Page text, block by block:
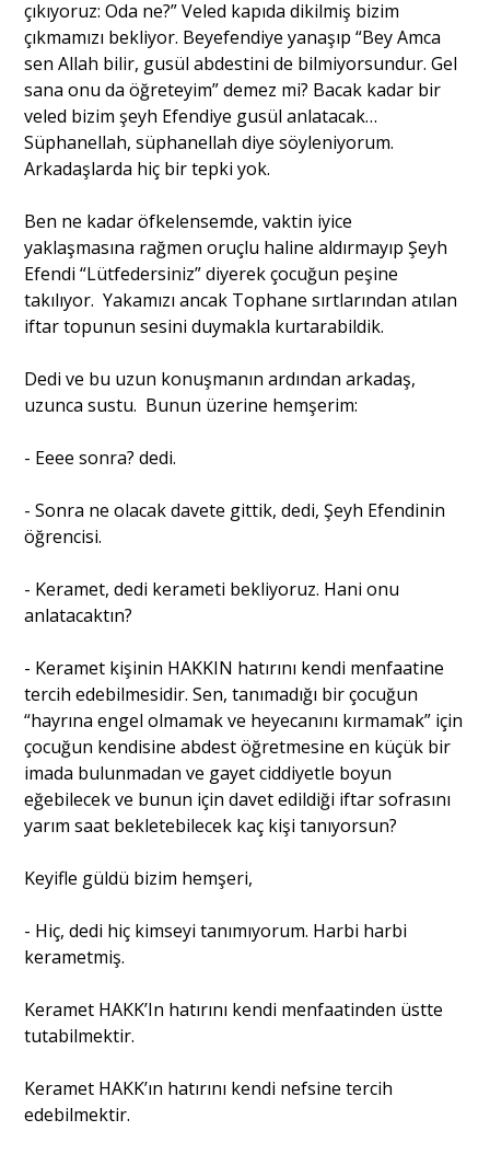
çıkıyoruz: Oda ne?” Veled kapıda dikilmiş bizim
çıkmamızı bekliyor. Beyefendiye yanaşıp “Bey Amca
sen Allah bilir, gusül abdestini de bilmiyorsundur. Gel
sana onu da öğreteyim” demez mi? Bacak kadar bir
veled bizim şeyh Efendiye gusül anlatacak…
Süphanellah, süphanellah diye söyleniyorum.
Arkadaşlarda hiç bir tepki yok.
Ben ne kadar öfkelensemde, vaktin iyice
yaklaşmasına rağmen oruçlu haline aldırmayıp Şeyh
Efendi “Lütfedersiniz” diyerek çocuğun peşine
takılıyor. Yakamızı ancak Tophane sırtlarından atılan
iftar topunun sesini duymakla kurtarabildik.
Dedi ve bu uzun konuşmanın ardından arkadaş,
uzunca sustu. Bunun üzerine hemşerim:
- Eeee sonra? dedi.
- Sonra ne olacak davete gittik, dedi, Şeyh Efendinin
öğrencisi.
- Keramet, dedi kerameti bekliyoruz. Hani onu
anlatacaktın?
- Keramet kişinin HAKKIN hatırını kendi menfaatine
tercih edebilmesidir. Sen, tanımadığı bir çocuğun
“hayrına engel olmamak ve heyecanını kırmamak” için
çocuğun kendisine abdest öğretmesine en küçük bir
imada bulunmadan ve gayet ciddiyetle boyun
eğebilecek ve bunun için davet edildiği iftar sofrasını
yarım saat bekletebilecek kaç kişi tanıyorsun?
Keyifle güldü bizim hemşeri,
- Hiç, dedi hiç kimseyi tanımıyorum. Harbi harbi
kerametmiş.
Keramet HAKK’In hatırını kendi menfaatinden üstte
tutabilmektir.
Keramet HAKK’ın hatırını kendi nefsine tercih
edebilmektir.